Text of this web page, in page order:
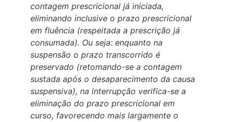
contagem prescricional já iniciada,
eliminando inclusive o prazo prescricional
em fluência (respeitada a prescrição já
consumada). Ou seja: enquanto na
suspensão o prazo transcorrido é
preservado (retomando-se a contagem
sustada após o desaparecimento da causa
suspensiva), na interrupção verifica-se a
eliminação do prazo prescricional em
curso, favorecendo mais largamente o